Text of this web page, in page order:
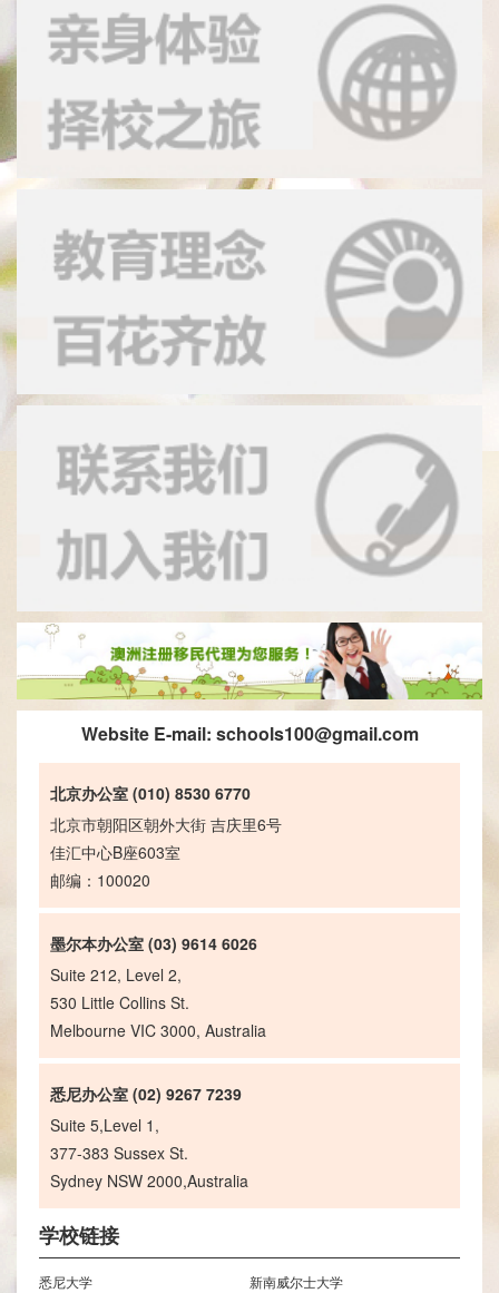
Website E-mail: schools100@gmail.com
北京办公室 (010) 8530 6770
北京市朝阳区朝外大街 吉庆里6号
佳汇中心B座603室
邮编：100020
墨尔本办公室 (03) 9614 6026
Suite 212, Level 2,
530 Little Collins St.
Melbourne VIC 3000, Australia
悉尼办公室 (02) 9267 7239
Suite 5,Level 1,
377-383 Sussex St.
Sydney NSW 2000,Australia
学校链接
悉尼大学
新南威尔士大学